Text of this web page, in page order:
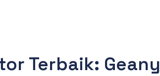
Terbaik: Geany